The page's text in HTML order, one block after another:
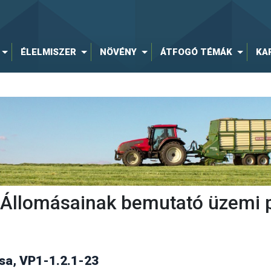
ÉLELMISZER NÖVÉNY ÁTFOGÓ TÉMÁK
bemutató üzemi
VP1-1.2.1-23